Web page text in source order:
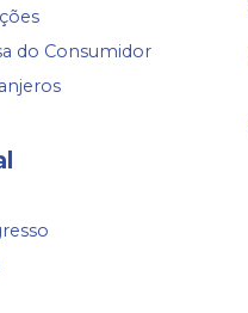
do Consumidor